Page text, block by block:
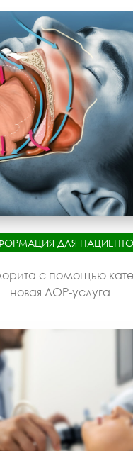
ДЛЯ
с помощью
новая ЛОР-услуга